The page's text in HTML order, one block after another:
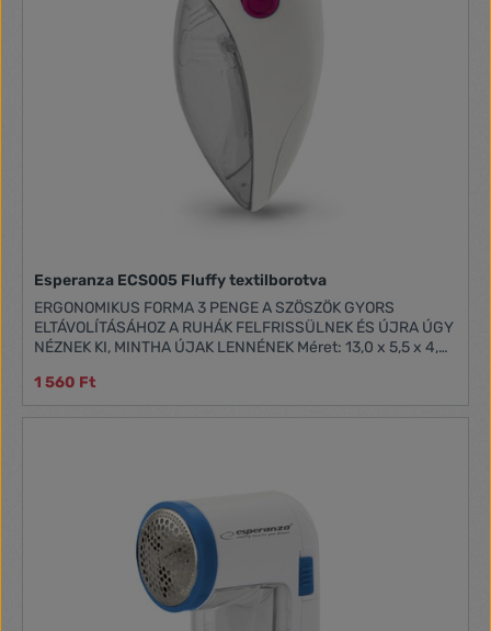
Esperanza ECS005 Fluffy textilborotva
ERGONOMIKUS FORMA 3 PENGE A SZÖSZÖK GYORS
ELTÁVOLÍTÁSÁHOZ A RUHÁK FELFRISSÜLNEK ÉS ÚJRA ÚGY
NÉZNEK KI, MINTHA ÚJAK LENNÉNEK Méret: 13,0 x 5,5 x 4,5
ESPERANZA
1 560 Ft